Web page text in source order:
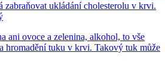
zabraňovat ukládání cholesterolu v krvi.
ani ovoce a zelenina, alkohol, to vše
hromadění tuku v krvi. Takový tuk může